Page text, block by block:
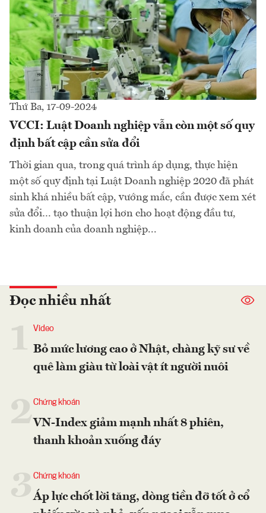
Thứ Ba, 17-09-2024
VCCI: Luật Doanh nghiệp vẫn còn một số quy
định bất cập cần sửa đổi
Thời gian qua, trong quá trình áp dụng, thực hiện
một số quy định tại Luật Doanh nghiệp 2020 đã phát
sinh khá nhiều bất cập, vướng mắc, cần được xem xét
sửa đổi… tạo thuận lợi hơn cho hoạt động đầu tư,
kinh doanh của doanh nghiệp...
Đọc nhiều nhất
Video
Bỏ mức lương cao ở Nhật, chàng kỹ sư về
quê làm giàu từ loài vật ít người nuôi
2Chứng khoán
VN-Index giảm mạnh nhất 8 phiên,
thanh khoản xuống đáy
Chứng khoán
Áp lực chốt lời tăng, dòng tiền đỡ tốt ở cổ